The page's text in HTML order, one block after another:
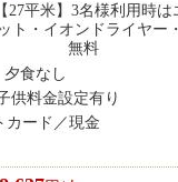
27平米】3名様利用時
ト・イオンドライヤー
無料
食なし
供料金設定有り
カード／現金